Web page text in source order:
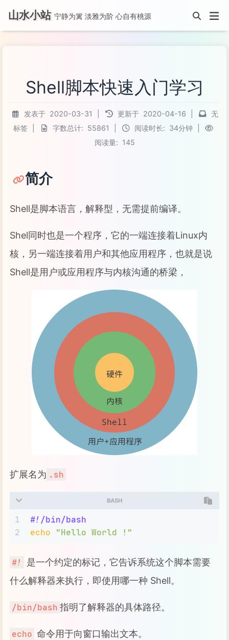
山水小站 宁静为篱 淡雅为阶 心自有桃源
Shell脚本快速入门学习
发表于 2020-03-31 更新于 2020-04-16
无
标签
字数总计: 55861 阅读时长: 34分钟
阅读量: 145
简介
Shell是脚本语言，解释型，无需提前编译。
Shel同时也是一个程序，它的一端连接着Linux内
核，另一端连接着用户和其他应用程序，也就是说
Shell是用户或应用程序与内核沟通的桥梁，
扩展名为 .sh
BASH
1
2
#!/bin/bash
echo
"Hello World !"
#!
是一个约定的标记，它告诉系统这个脚本需要
什么解释器来执行，即使用哪一种 Shell。
/bin/bash 指明了解释器的具体路径。
echo 命令用于向窗口输出文本。